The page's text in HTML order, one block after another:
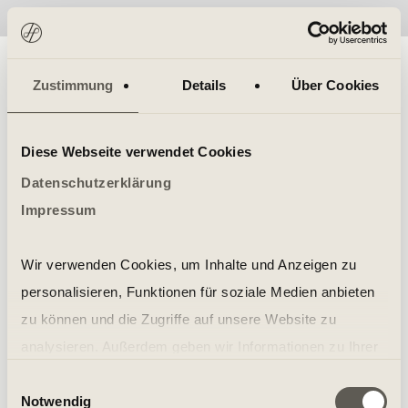
Zustimmung Details Über Cookies
Diese Webseite verwendet Cookies
Datenschutzerklärung
Impressum
Wir verwenden Cookies, um Inhalte und Anzeigen zu
personalisieren, Funktionen für soziale Medien anbieten
zu können und die Zugriffe auf unsere Website zu
soziale Medien, Werbung und Analysen weiter. Unsere
Notwendig